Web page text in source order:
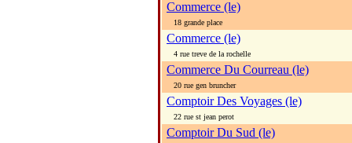
Commerce (le)
18 grande place
Commerce (le)
4 rue treve de la rochelle
Commerce Du Courreau (le)
20 rue gen bruncher
Comptoir Des Voyages (le)
22 rue st jean perot
Comptoir Du Sud (le)